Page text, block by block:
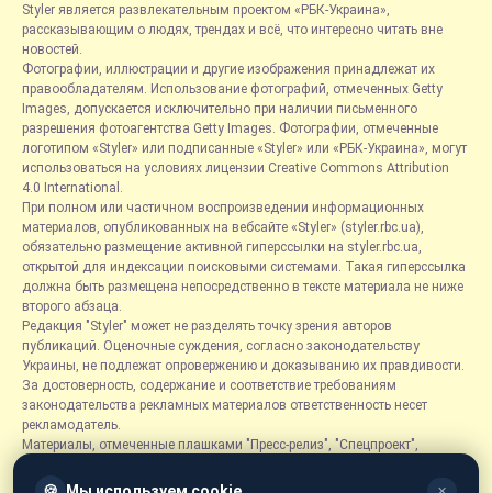
Styler является развлекательным проектом «РБК-Украина»,
рассказывающим о людях, трендах и всё, что интересно читать вне
новостей.
Фотографии, иллюстрации и другие изображения принадлежат их
правообладателям. Использование фотографий, отмеченных Getty
Images, допускается исключительно при наличии письменного
разрешения фотоагентства Getty Images. Фотографии, отмеченные
логотипом «Styler» или подписанные «Styler» или «РБК-Украина», могут
использоваться на условиях лицензии Creative Commons Attribution
4.0 International.
При полном или частичном воспроизведении информационных
материалов, опубликованных на вебсайте «Styler» (styler.rbc.ua),
обязательно размещение активной гиперссылки на styler.rbc.ua,
открытой для индексации поисковыми системами. Такая гиперссылка
должна быть размещена непосредственно в тексте материала не ниже
второго абзаца.
Редакция "Styler" может не разделять точку зрения авторов
публикаций. Оценочные суждения, согласно законодательству
Украины, не подлежат опровержению и доказыванию их правдивости.
За достоверность, содержание и соответствие требованиям
законодательства рекламных материалов ответственность несет
рекламодатель.
Материалы, отмеченные плашками "Пресс-релиз", "Спецпроект",
размещаются на правах рекламы.